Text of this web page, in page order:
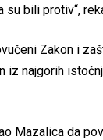
su bili protiv“,
Zakon i
iz najgorih
Mazalica da